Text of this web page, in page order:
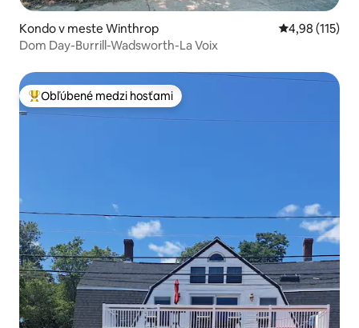
Kondo v meste Winthrop Priemerné
4,98 (115)
Dom Day-Burrill-Wadsworth-La Voix
Najobľúbenejšie medzi hosťami
Obľúbené medzi hosťami